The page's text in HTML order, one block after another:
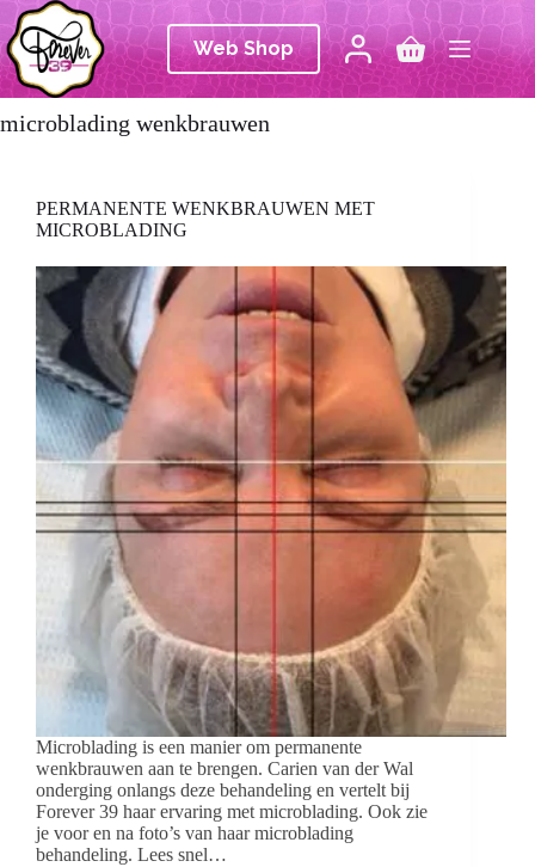
Ga
naar
de
inhoud
Web Shop Winkelwagen
microblading wenkbrauwen
PERMANENTE WENKBRAUWEN MET
MICROBLADING
Microblading is een manier om permanente
wenkbrauwen aan te brengen. Carien van der Wal
onderging onlangs deze behandeling en vertelt bij
Forever 39 haar ervaring met microblading. Ook zie
je voor en na foto’s van haar microblading
behandeling. Lees snel…